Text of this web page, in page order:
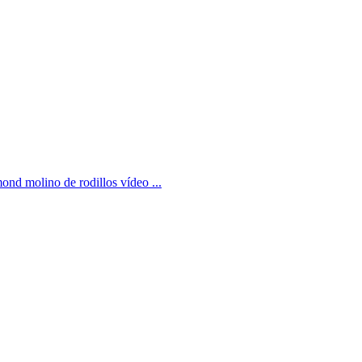
molino de rodillos vídeo ...